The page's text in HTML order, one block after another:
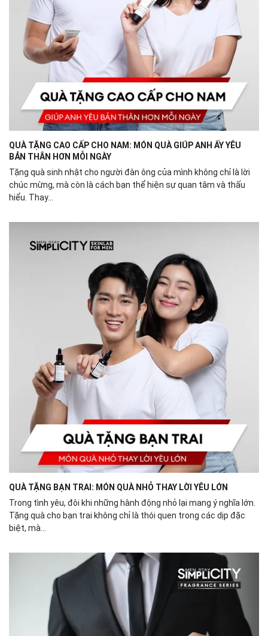
QUÀ TẶNG CAO CẤP CHO NAM: MÓN QUÀ GIÚP ANH ẤY YÊU
BẢN THÂN HƠN MỖI NGÀY
Tặng quà sinh nhật cho người đàn ông của mình không chỉ là lời
chúc mừng, mà còn là cách bạn thể hiện sự quan tâm và thấu
hiểu. Thay...
QUÀ TẶNG BẠN TRAI: MÓN QUÀ NHỎ THAY LỜI YÊU LỚN
Trong tình yêu, đôi khi những hành động nhỏ lại mang ý nghĩa lớn.
Tặng quà cho bạn trai không chỉ là thói quen trong các dịp đặc
biệt, mà...